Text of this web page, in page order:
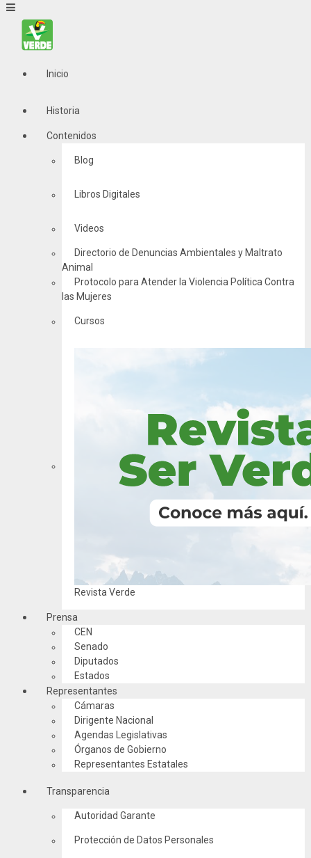
Inicio
Historia
Contenidos
Blog
Libros Digitales
Videos
Directorio de Denuncias Ambientales y Maltrato
Animal
Protocolo para Atender la Violencia Política Contra
las Mujeres
Cursos
Revista Verde
Prensa
CEN
Senado
Diputados
Estados
Representantes
Cámaras
Dirigente Nacional
Agendas Legislativas
Órganos de Gobierno
Representantes Estatales
Transparencia
Autoridad Garante
Protección de Datos Personales